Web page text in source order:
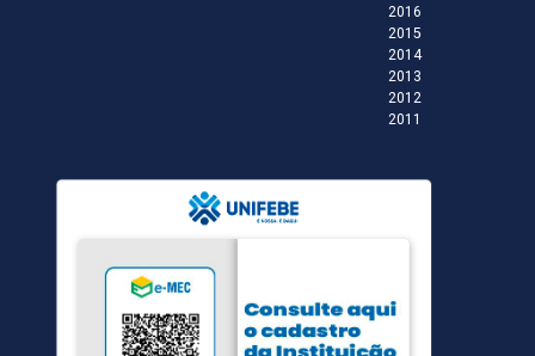
2016
2015
2014
2013
2012
2011